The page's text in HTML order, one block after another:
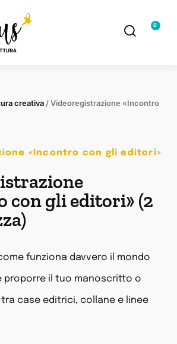
0
creativa / Videoregistrazione «Incontro
«Incontro con gli editori»
con gli editori» (2
funziona davvero il mondo
proporre il tuo manoscritto o
case editrici, collane e linee